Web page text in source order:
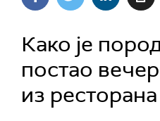
Како је
постао
из